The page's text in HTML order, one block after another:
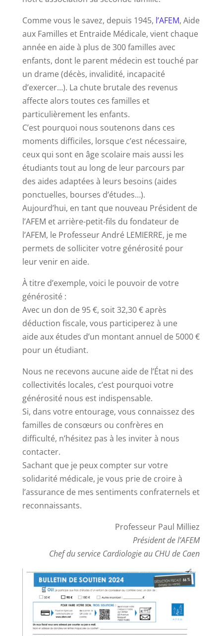
Comme vous le savez, depuis 1945, l’AFEM, Aide
aux Familles et Entraide Médicale, vient chaque
année en aide à plus de 300 familles avec
enfants, dont le parent médecin est touché par
un drame (décès, invalidité, incapacité
d’exercer…). La chute brutale des revenus
affecte alors toutes ces familles et
particulièrement les enfants.
C’est pourquoi nous soutenons dans ces
moments difficiles, lorsque c’est nécessaire,
ceux qui sont en âge scolaire mais aussi les
étudiants tout au long de leur parcours par
des aides adaptées à leurs besoins (aides
ponctuelles, bourses d’études…).
Aujourd’hui, en tant que nouveau Président de
l’AFEM et arrière-petit-fils du fondateur de
l’AFEM, le Professeur André LEMIERRE, je me
permets de solliciter votre générosité pour
leur venir en aide.
À titre d’exemple, voici le pouvoir de votre
générosité :
Avec un don de 95 €, soit 32,30 € après
déduction fiscale, vous participerez à une
aide aux études d’un montant annuel de 5000 €
pour un étudiant.
Nous ne recevons aucune aide de l’État ni des
collectivités locales, c’est pourquoi votre
générosité nous est indispensable.
Si, dans votre entourage, vous connaissez des
familles de consœurs ou confrères en
difficulté, n’hésitez pas à les inviter à nous
contacter.
Sachant que je peux compter sur votre
solidarité médicale, je vous prie de croire à
l’assurance de mes sentiments confraternels et
reconnaissants.
Professeur Paul Milliez
Président de l’AFEM
Chef du service Cardiologie au CHU de Caen